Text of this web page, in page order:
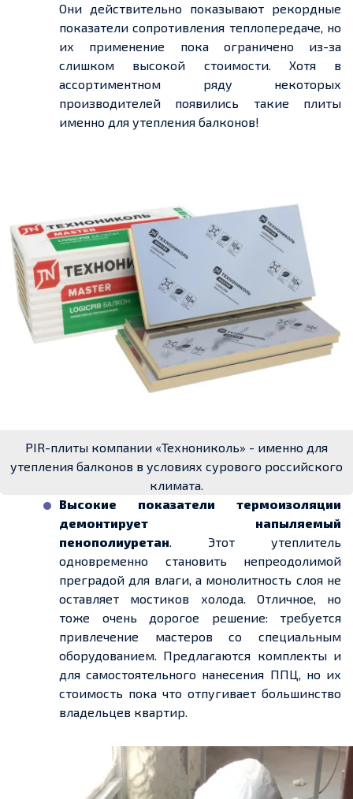
Они действительно показывают рекордные
показатели сопротивления теплопередаче, но
их применение пока ограничено из-за
слишком высокой стоимости. Хотя в
ассортиментном ряду некоторых
производителей появились такие плиты
именно для утепления балконов!
PIR-плиты компании «Технониколь» - именно для
утепления балконов в условиях сурового российского
климата.
Высокие показатели термоизоляции
демонтирует напыляемый
пенополиуретан. Этот утеплитель
одновременно становить непреодолимой
преградой для влаги, а монолитность слоя не
оставляет мостиков холода. Отличное, но
тоже очень дорогое решение: требуется
привлечение мастеров со специальным
оборудованием. Предлагаются комплекты и
для самостоятельного нанесения ППЦ, но их
стоимость пока что отпугивает большинство
владельцев квартир.